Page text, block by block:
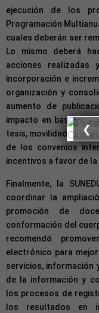
ejecución de los
Programación
cuales deberán ser
Lo mismo deberá
acciones
incorporación e
organización y
aumento de
impacto en base de
tesis, movilidad
de los convenios
incentivos a favor de
Finalmente, la
coordinar la
promoción de
conformación del
recomendó
electrónico para
servicios, información
de la información y
los procesos de
los resultados en
❮